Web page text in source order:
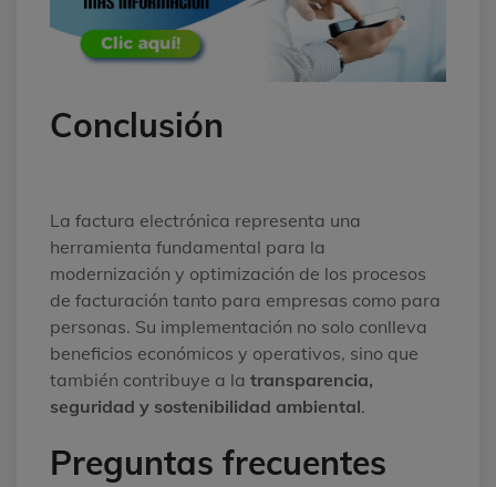
Conclusión
La factura electrónica representa una
herramienta fundamental para la
modernización y optimización de los procesos
de facturación tanto para empresas como para
personas. Su implementación no solo conlleva
beneficios económicos y operativos, sino que
también contribuye a la transparencia,
seguridad y sostenibilidad ambiental.
Preguntas frecuentes